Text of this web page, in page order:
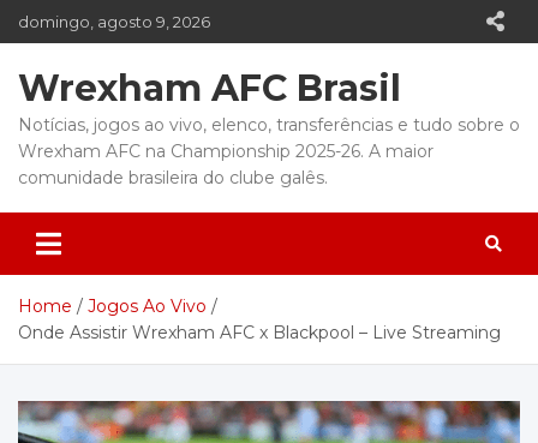
Skip
to
domingo, agosto 9, 2026
Wrexham AFC Brasil
Notícias, jogos ao vivo, elenco, transferências e tudo sobre o
Wrexham AFC na Championship 2025-26. A maior
comunidade brasileira do clube galês.
Home
Jogos Ao Vivo
Onde Assistir Wrexham AFC x Blackpool – Live Streaming